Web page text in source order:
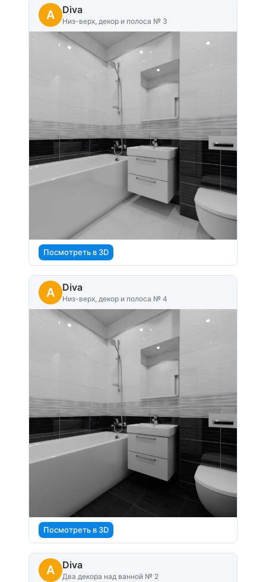
A Diva
Низ-верх, декор и полоса № 3
Посмотреть в 3D
A Diva
Низ-верх, декор и полоса № 4
Посмотреть в 3D
A Diva
Два декора над ванной № 2